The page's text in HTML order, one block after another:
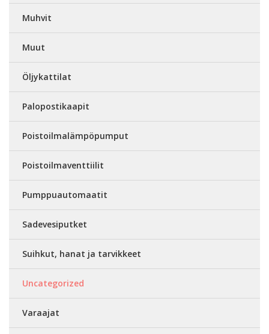
Muhvit
Muut
Öljykattilat
Palopostikaapit
Poistoilmalämpöpumput
Poistoilmaventtiilit
Pumppuautomaatit
Sadevesiputket
Suihkut, hanat ja tarvikkeet
Uncategorized
Varaajat